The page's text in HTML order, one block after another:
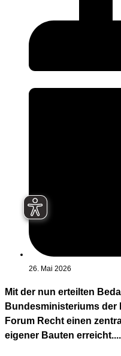
26. Mai 2026
Mit der nun erteilten
Bundesministeriums der
Forum Recht einen
eigener Bauten erreicht....